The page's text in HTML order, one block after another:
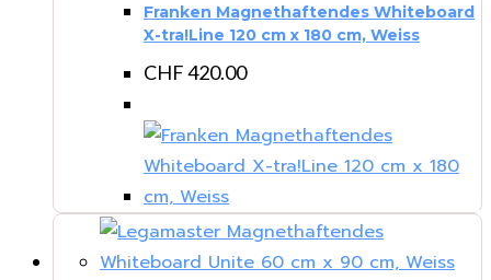
Franken Magnethaftendes Whiteboard
X-tra!Line 120 cm x 180 cm, Weiss
CHF420.00